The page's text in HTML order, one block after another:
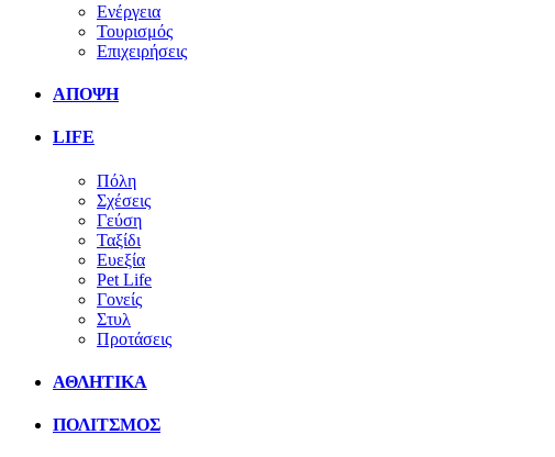
Ενέργεια
Τουρισμός
Επιχειρήσεις
ΑΠΟΨΗ
LIFE
Πόλη
Σχέσεις
Γεύση
Ταξίδι
Ευεξία
Pet Life
Γονείς
Στυλ
Προτάσεις
ΑΘΛΗΤΙΚΑ
ΠΟΛΙΤΣΜΟΣ